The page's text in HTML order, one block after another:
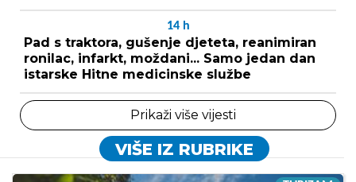
14 h
Pad s traktora, gušenje djeteta, reanimiran
ronilac, infarkt, moždani... Samo jedan dan
istarske Hitne medicinske službe
Prikaži više vijesti
VIŠE IZ RUBRIKE